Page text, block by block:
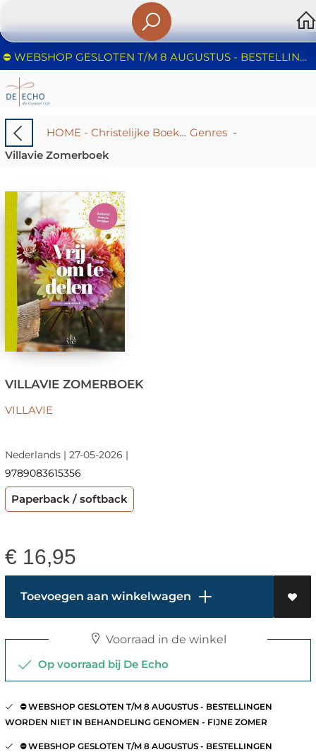
⛔️ WEBSHOP GESLOTEN T/M 8 AUGUSTUS - BESTELLINGEN WORDEN NIET IN BEHANDELING GENOMEN - FIJNE ZOMER!
HOME - Christelijke Boekhandel De Echo – Huizen | Boeken & Cadeaus Genres-
Villavie Zomerboek
VILLAVIE ZOMERBOEK
VILLAVIE
Nederlands | 27-05-2026 |
9789083615356
Paperback / softback
€ 16,95
Toevoegen aan winkelwagen
Voorraad in de winkel
Op voorraad bij De Echo
⛔️ WEBSHOP GESLOTEN T/M 8 AUGUSTUS - BESTELLINGEN
WORDEN NIET IN BEHANDELING GENOMEN - FIJNE ZOMER
⛔️ WEBSHOP GESLOTEN T/M 8 AUGUSTUS - BESTELLINGEN